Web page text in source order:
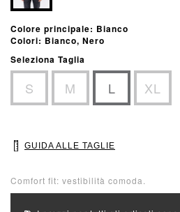
Colore principale: Bianco
Colori: Bianco, Nero
Seleziona Taglia
S M L XL
GUIDA ALLE TAGLIE
Comfort fit: vestibilità comoda.